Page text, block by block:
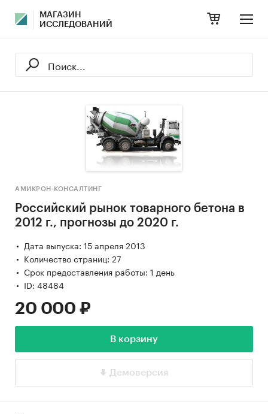
МАГАЗИН
ИССЛЕДОВАНИЙ
АМИКРОН-КОНСАЛТИНГ
Российский рынок товарного бетона в
2012 г., прогнозы до 2020 г.
Дата выпуска: 15 апреля 2013
Количество страниц: 27
Срок предоставления работы: 1 день
ID: 48484
20 000 ₽
В корзину
Демоверсия